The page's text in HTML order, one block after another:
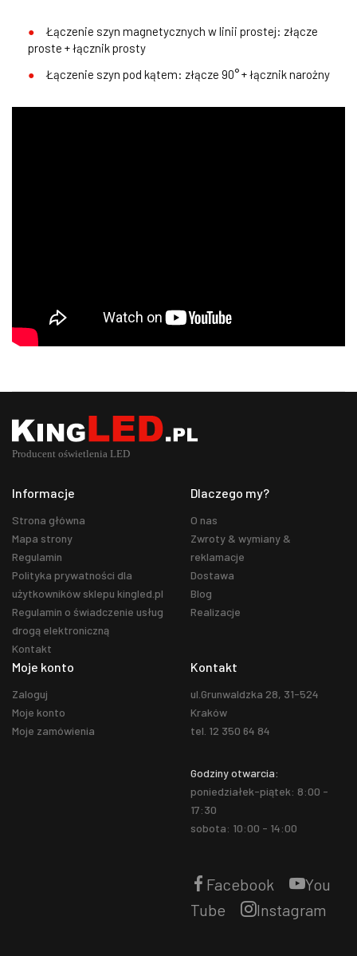
Łączenie szyn magnetycznych w linii prostej: złącze
proste + łącznik prosty
Łączenie szyn pod kątem: złącze 90° + łącznik narożny
Informacje
Strona główna
Mapa strony
Regulamin
Polityka prywatności dla
użytkowników sklepu kingled.pl
Regulamin o świadczenie usług
drogą elektroniczną
Kontakt
Dlaczego my?
O nas
Zwroty & wymiany &
reklamacje
Dostawa
Blog
Realizacje
Moje konto
Zaloguj
Moje konto
Moje zamówienia
Kontakt
ul.Grunwaldzka 28, 31-524
Kraków
tel. 12 350 64 84
Godziny otwarcia:
poniedziałek-piątek: 8:00 -
17:30
sobota: 10:00 - 14:00
Facebook
You
Tube
Instagram